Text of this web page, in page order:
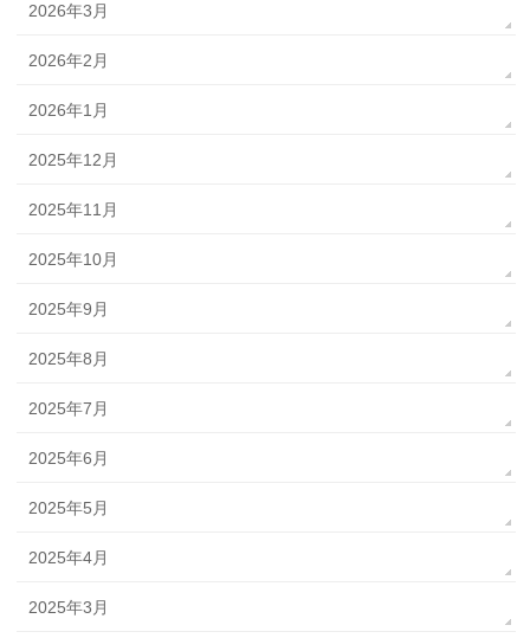
2026年3月
2026年2月
2026年1月
2025年12月
2025年11月
2025年10月
2025年9月
2025年8月
2025年7月
2025年6月
2025年5月
2025年4月
2025年3月